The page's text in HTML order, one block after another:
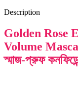
Description
Golden Rose
Volume
স্মাজ-প্রুফ